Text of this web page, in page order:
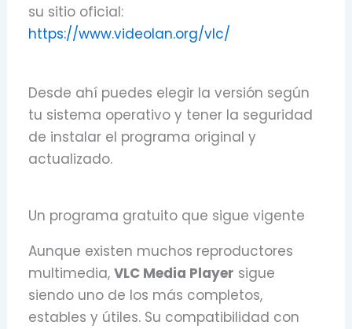
su sitio oficial:
https://www.videolan.org/vlc/
Desde ahí puedes elegir la versión según
tu sistema operativo y tener la seguridad
de instalar el programa original y
actualizado.
Un programa gratuito que sigue vigente
Aunque existen muchos reproductores
multimedia,VLC Media Player sigue
siendo uno de los más completos,
estables y útiles. Su compatibilidad con